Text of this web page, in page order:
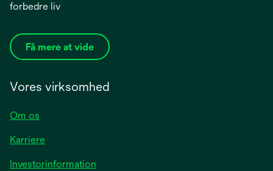
forbedre liv
Få mere at vide
Vores virksomhed
Om os
Karriere
Investorinformation